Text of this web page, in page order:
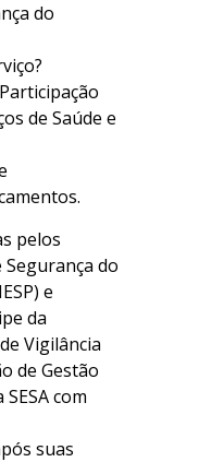
do
de Saúde e
pelos
do
e
da
Vigilância
de Gestão
com
suas